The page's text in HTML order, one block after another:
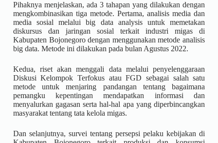
Pihaknya menjelaskan, ada 3 tahapan yang dilakukan dengan
mengkombinasikan tiga metode. Pertama, analisis media dan
media sosial melalui big data analysis untuk memetakan
diskursus dan jaringan sosial terkait industri migas di
Kabupaten Bojonegoro dengan menggunakan metode analisis
big data. Metode ini dilakukan pada bulan Agustus 2022.
Kedua, riset akan menggali data melalui penyelenggaraan
Diskusi Kelompok Terfokus atau FGD sebagai salah satu
metode untuk menjaring pandangan tentang bagaimana
pemangku kepentingan mendapatkan informasi dan
menyalurkan gagasan serta hal-hal apa yang diperbincangkan
masyarakat tentang tata kelola migas.
Dan selanjutnya, survei tentang persepsi pelaku kebijakan di